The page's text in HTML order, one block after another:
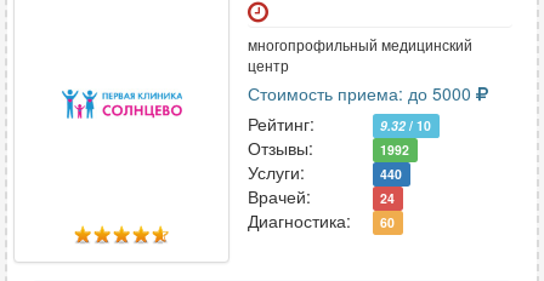
многопрофильный медицинский
центр
Стоимость приема: до 5000
Рейтинг:
9.32 / 10
Отзывы: 1992
Услуги: 440
Врачей: 24
Диагностика: 60